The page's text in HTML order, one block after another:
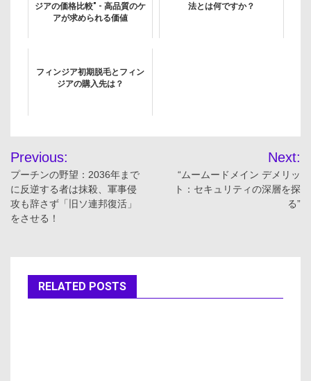
ジアの価格比較" - 高品質のケ
アが求められる価値
法とは何ですか？
フィンジア初期脱毛とフィン
ジアの購入先は？
投
稿
ナ
ー
Previous:
プーチンの野望：2036年まで
に反逆する者は抹殺、軍事侵
攻も辞さず「旧ソ連邦復活」
をさせる！
Next:
“ムームードメイン デメリッ
ト：セキュリティの深層を探
る”
RELATED POSTS